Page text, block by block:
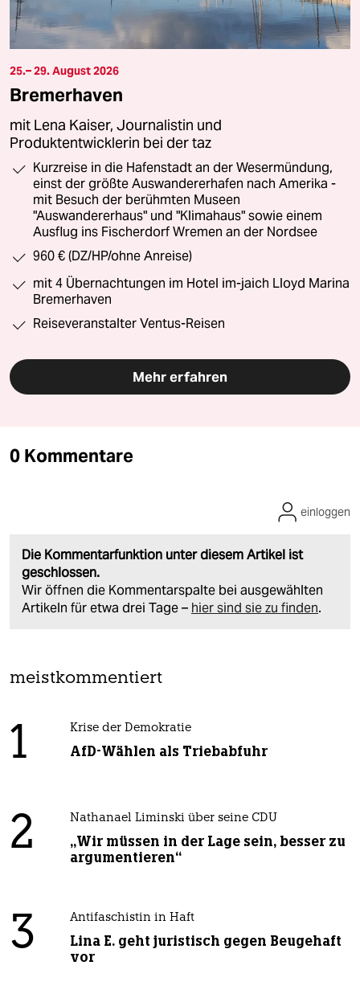
25.– 29. August 2026
Bremerhaven
mit Lena Kaiser, Journalistin und
Produktentwicklerin bei der taz
Kurzreise in die Hafenstadt an der Wesermündung,
einst der größte Auswandererhafen nach Amerika -
mit Besuch der berühmten Museen
"Auswandererhaus" und "Klimahaus" sowie einem
Ausflug ins Fischerdorf Wremen an der Nordsee
960 € (DZ/HP/ohne Anreise)
mit 4 Übernachtungen im Hotel im-jaich Lloyd Marina
Bremerhaven
Reiseveranstalter Ventus-Reisen
Mehr erfahren
0 Kommentare
Die Kommentarfunktion unter diesem Artikel ist
geschlossen.
Wir öffnen die Kommentarspalte bei ausgewählten
Artikeln für etwa drei Tage – hier sind sie zu finden.
einloggen
meistkommentiert
1 Krise der Demokratie
AfD-Wählen als Triebabfuhr
2 Nathanael Liminski über seine CDU
„Wir müssen in der Lage sein, besser zu
argumentieren“
3 Antifaschistin in Haft
Lina E. geht juristisch gegen Beugehaft
vor